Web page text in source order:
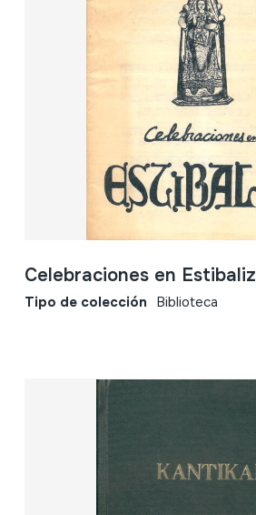
Celebraciones en Estibaliz
Tipo de colección Biblioteca